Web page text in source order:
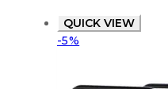
QUICK VIEW
-5%